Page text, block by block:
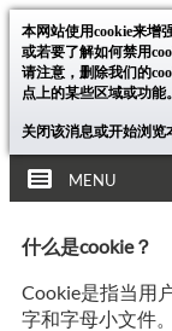
本网站使用cookie来增
或若要了解如何禁用
请注意，删除我们的
点上的某些区域或功能。
关闭该消息或开始浏览
MENU
什么是cookie？
Cookie是指当用
字和字母小文件。